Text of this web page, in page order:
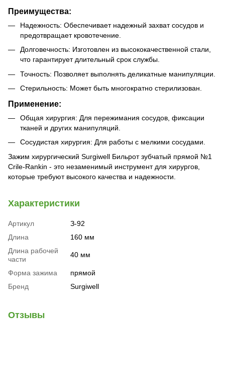
Преимущества:
Надежность: Обеспечивает надежный захват сосудов и
предотвращает кровотечение.
Долговечность: Изготовлен из высококачественной стали,
что гарантирует длительный срок службы.
Точность: Позволяет выполнять деликатные манипуляции.
Стерильность: Может быть многократно стерилизован.
Применение:
Общая хирургия: Для пережимания сосудов, фиксации
тканей и других манипуляций.
Сосудистая хирургия: Для работы с мелкими сосудами.
Зажим хирургический Surgiwell Бильрот зубчатый прямой №1
Crile-Rankin - это незаменимый инструмент для хирургов,
которые требуют высокого качества и надежности.
Характеристики
Артикул
З-92
Длина
160 мм
Длина рабочей
части
40 мм
Форма зажима
прямой
Бренд
Surgiwell
Отзывы